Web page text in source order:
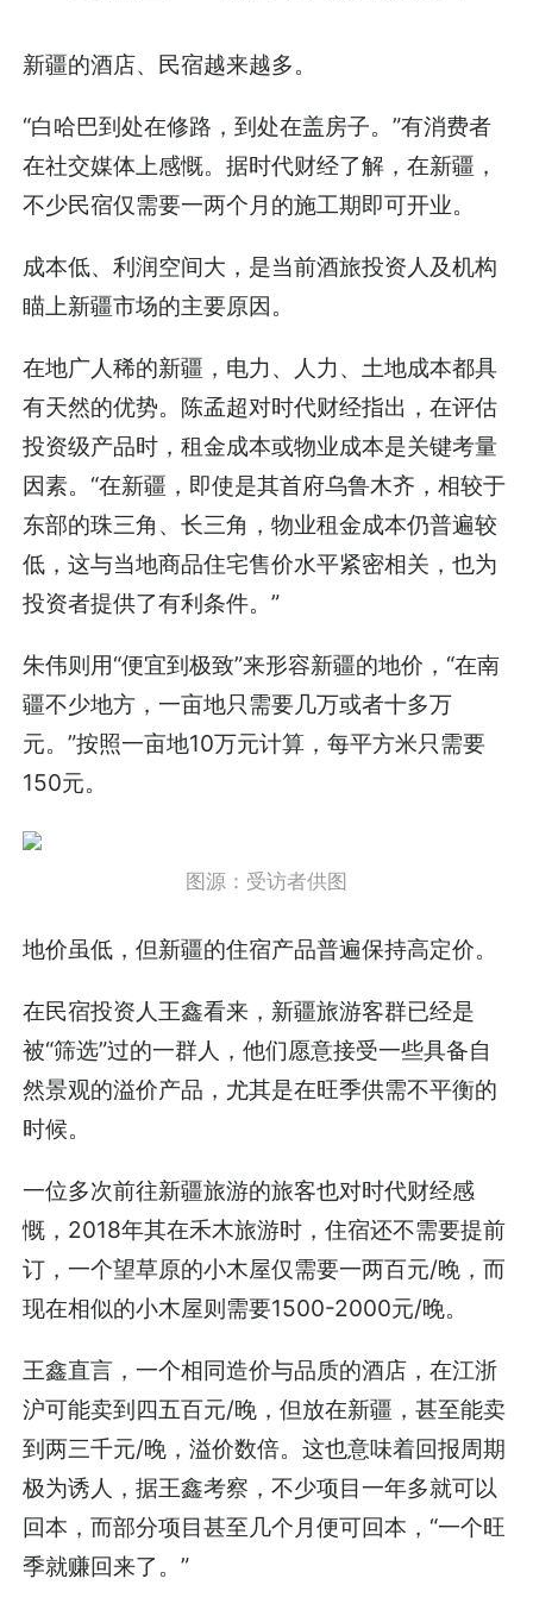
新疆的酒店、民宿越来越多。
“白哈巴到处在修路，到处在盖房子。”有消费者
在社交媒体上感慨。据时代财经了解，在新疆，
不少民宿仅需要一两个月的施工期即可开业。
成本低、利润空间大，是当前酒旅投资人及机构
瞄上新疆市场的主要原因。
在地广人稀的新疆，电力、人力、土地成本都具
有天然的优势。陈孟超对时代财经指出，在评估
投资级产品时，租金成本或物业成本是关键考量
因素。“在新疆，即使是其首府乌鲁木齐，相较于
东部的珠三角、长三角，物业租金成本仍普遍较
低，这与当地商品住宅售价水平紧密相关，也为
投资者提供了有利条件。”
朱伟则用“便宜到极致”来形容新疆的地价，“在南
疆不少地方，一亩地只需要几万或者十多万
元。”按照一亩地10万元计算，每平方米只需要
150元。
图源：受访者供图
地价虽低，但新疆的住宿产品普遍保持高定价。
在民宿投资人王鑫看来，新疆旅游客群已经是
被“筛选”过的一群人，他们愿意接受一些具备自
然景观的溢价产品，尤其是在旺季供需不平衡的
时候。
一位多次前往新疆旅游的旅客也对时代财经感
慨，2018年其在禾木旅游时，住宿还不需要提前
订，一个望草原的小木屋仅需要一两百元/晚，而
现在相似的小木屋则需要1500-2000元/晚。
王鑫直言，一个相同造价与品质的酒店，在江浙
沪可能卖到四五百元/晚，但放在新疆，甚至能卖
到两三千元/晚，溢价数倍。这也意味着回报周期
极为诱人，据王鑫考察，不少项目一年多就可以
回本，而部分项目甚至几个月便可回本，“一个旺
季就赚回来了。”